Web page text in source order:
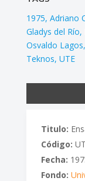
1975 Adriano
Gladys del Río
Osvaldo Lagos
Teknos UTE
Titulo:
Código:
Fecha:
Fondo: